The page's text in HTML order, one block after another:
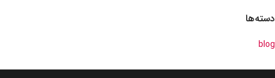
دسته‌ها
blog